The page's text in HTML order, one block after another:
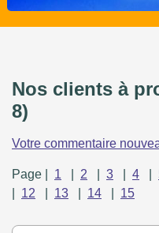
Nos clients à
8)
Votre commentaire
Page | 1 2 3 4
12 13 14 15